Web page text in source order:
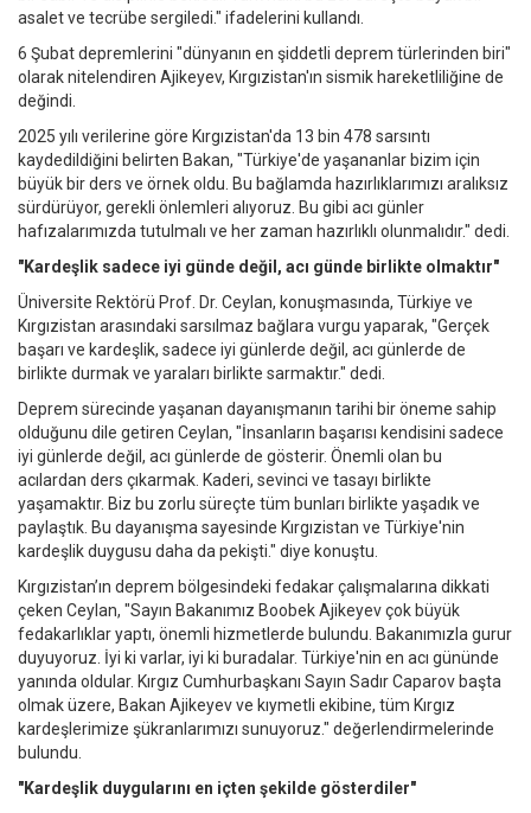
asalet ve tecrübe sergiledi." ifadelerini kullandı.
6 Şubat depremlerini "dünyanın en şiddetli deprem türlerinden biri"
olarak nitelendiren Ajikeyev, Kırgızistan'ın sismik hareketliliğine de
değindi.
2025 yılı verilerine göre Kırgızistan'da 13 bin 478 sarsıntı
kaydedildiğini belirten Bakan, "Türkiye'de yaşananlar bizim için
büyük bir ders ve örnek oldu. Bu bağlamda hazırlıklarımızı aralıksız
sürdürüyor, gerekli önlemleri alıyoruz. Bu gibi acı günler
hafızalarımızda tutulmalı ve her zaman hazırlıklı olunmalıdır." dedi.
"Kardeşlik sadece iyi günde değil, acı günde birlikte olmaktır"
Üniversite Rektörü Prof. Dr. Ceylan, konuşmasında, Türkiye ve
Kırgızistan arasındaki sarsılmaz bağlara vurgu yaparak, "Gerçek
başarı ve kardeşlik, sadece iyi günlerde değil, acı günlerde de
birlikte durmak ve yaraları birlikte sarmaktır." dedi.
Deprem sürecinde yaşanan dayanışmanın tarihi bir öneme sahip
olduğunu dile getiren Ceylan, "İnsanların başarısı kendisini sadece
iyi günlerde değil, acı günlerde de gösterir. Önemli olan bu
acılardan ders çıkarmak. Kaderi, sevinci ve tasayı birlikte
yaşamaktır. Biz bu zorlu süreçte tüm bunları birlikte yaşadık ve
paylaştık. Bu dayanışma sayesinde Kırgızistan ve Türkiye'nin
kardeşlik duygusu daha da pekişti." diye konuştu.
Kırgızistan’ın deprem bölgesindeki fedakar çalışmalarına dikkati
çeken Ceylan, "Sayın Bakanımız Boobek Ajikeyev çok büyük
fedakarlıklar yaptı, önemli hizmetlerde bulundu. Bakanımızla gurur
duyuyoruz. İyi ki varlar, iyi ki buradalar. Türkiye'nin en acı gününde
yanında oldular. Kırgız Cumhurbaşkanı Sayın Sadır Caparov başta
olmak üzere, Bakan Ajikeyev ve kıymetli ekibine, tüm Kırgız
kardeşlerimize şükranlarımızı sunuyoruz." değerlendirmelerinde
bulundu.
"Kardeşlik duygularını en içten şekilde gösterdiler"